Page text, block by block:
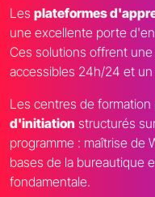
Les plateformes
une excellente porte
Ces solutions offrent
accessibles 24h/24 et
Les centres de
d'initiation structurés
programme : maîtrise de
bases de la bureautique
fondamentale.